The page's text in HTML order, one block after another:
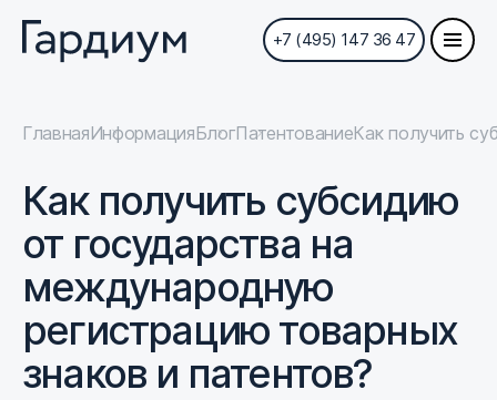
+7 (495) 147 36 47
ГлавнаяИнформацияБлогПатентованиеКак получить
Как получить субсидию
от государства на
международную
регистрацию товарных
знаков и патентов?